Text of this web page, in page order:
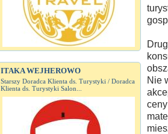
ITAKA WEJHEROWO
Starszy Doradca Klienta ds. Turystyki / Doradca
Klienta ds. Turystyki Salon...
Nie